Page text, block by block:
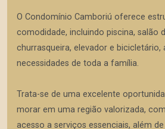
O Condomínio Camboriú oferece
comodidade, incluindo piscina, salão
churrasqueira, elevador e bicicletário,
necessidades de toda a família.
Trata-se de uma excelente
morar em uma região valorizada,
acesso a serviços essenciais, além